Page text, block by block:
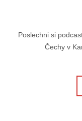
Poslechni si
Čechy v